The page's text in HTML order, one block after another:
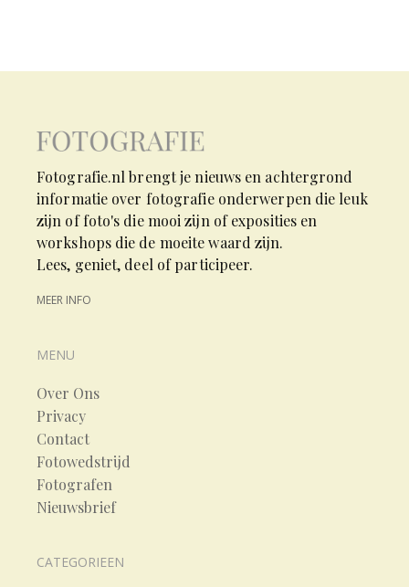
Fotografie.nl brengt je nieuws en achtergrond
informatie over fotografie onderwerpen die leuk
zijn of foto's die mooi zijn of exposities en
workshops die de moeite waard zijn.
Lees, geniet, deel of participeer.
MEER INFO
MENU
Over Ons
Privacy
Contact
Fotowedstrijd
Fotografen
Nieuwsbrief
CATEGORIEEN